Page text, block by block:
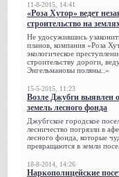
11-8-2015, 14:41
«Роза Хутор» ведет
строительство на
Не удосужившись
планов, компания «Роза
экологическое
строительству дороги,
Энгельмановы поляны..»
15-5-2015, 11:23
Возле Джубги выявлен
земель лесного фонда
Джубгское городское
лесничество погрязли в
лесного фонда, которые
превращаются в земли
18-8-2014, 14:26
Наркополицейские